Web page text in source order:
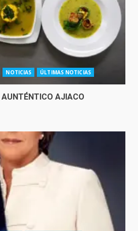
NOTICIAS ÚLTIMAS NOTICIAS
AUNTÉNTICO AJIACO